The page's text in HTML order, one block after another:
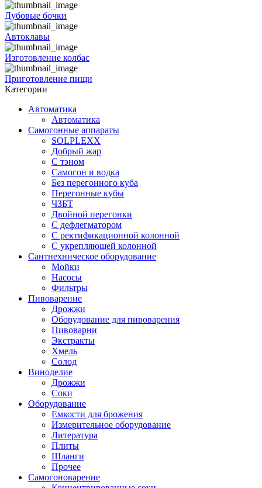
Дубовые бочки
Автоклавы
Изготовление колбас
Приготовление пищи
Категории
Автоматика
Автоматика
Самогонные аппараты
SOLPLEXX
Добрый жар
С тэном
Самогон и водка
Без перегонного куба
Перегонные кубы
ЧЗБТ
Двойной перегонки
С дефлегматором
С ректификационной колонной
С укрепляющей колонной
Сантнехническое оборудование
Мойки
Насосы
Фильтры
Пивоварение
Дрожжи
Оборудование для пивоварения
Пивоварни
Экстракты
Хмель
Солод
Виноделие
Дрожжи
Соки
Оборудование
Емкости для брожения
Измерительное оборудование
Литература
Плиты
Шланги
Прочее
Самогоноварение